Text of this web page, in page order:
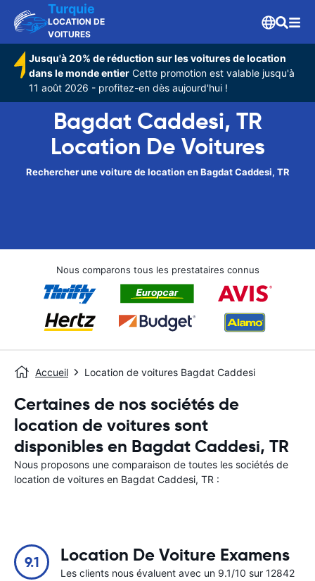
Turquie
LOCATION DE
VOITURES
Jusqu'à 20% de réduction sur les voitures de location
dans le monde entier Cette promotion est valable jusqu'à
11 août 2026 - profitez-en dès aujourd'hui !
Bagdat Caddesi, TR
Location De Voitures
Rechercher une voiture de location en Bagdat Caddesi, TR
Nous comparons tous les prestataires connus
Accueil Location de voitures Bagdat Caddesi
Certaines de nos sociétés de
location de voitures sont
disponibles en Bagdat Caddesi, TR
Nous proposons une comparaison de toutes les sociétés de
location de voitures en Bagdat Caddesi, TR :
9.1 Location De Voiture Examens
Les clients nous évaluent avec un 9.1/10 sur 12842